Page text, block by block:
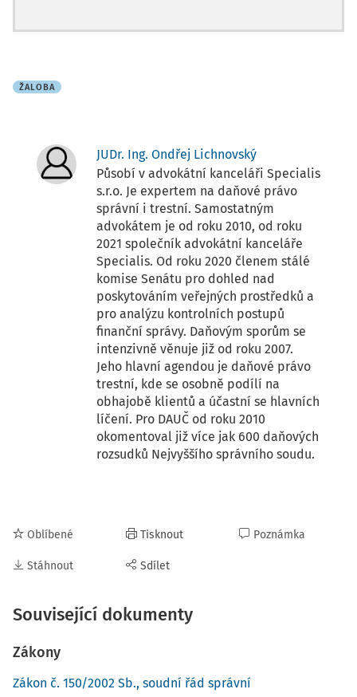
ŽALOBA
JUDr. Ing. Ondřej Lichnovský
Působí v advokátní kanceláři Specialis
s.r.o. Je expertem na daňové právo
správní i trestní. Samostatným
advokátem je od roku 2010, od roku
2021 společník advokátní kanceláře
Specialis. Od roku 2020 členem stálé
komise Senátu pro dohled nad
poskytováním veřejných prostředků a
pro analýzu kontrolních postupů
finanční správy. Daňovým sporům se
intenzivně věnuje již od roku 2007.
Jeho hlavní agendou je daňové právo
trestní, kde se osobně podílí na
obhajobě klientů a účastní se hlavních
líčení. Pro DAUČ od roku 2010
okomentoval již více jak 600 daňových
rozsudků Nejvyššího správního soudu.
Oblíbené
Stáhnout
Tisknout
Sdílet
Poznámka
Související dokumenty
Zákony
Zákon č. 150/2002 Sb., soudní řád správní